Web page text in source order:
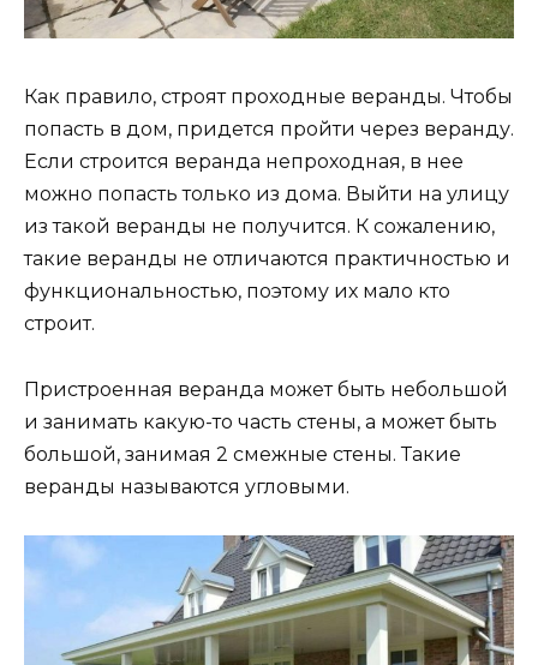
Как правило, строят проходные веранды. Чтобы
попасть в дом, придется пройти через веранду.
Если строится веранда непроходная, в нее
можно попасть только из дома. Выйти на улицу
из такой веранды не получится. К сожалению,
такие веранды не отличаются практичностью и
функциональностью, поэтому их мало кто
строит.
Пристроенная веранда может быть небольшой
и занимать какую-то часть стены, а может быть
большой, занимая 2 смежные стены. Такие
веранды называются угловыми.